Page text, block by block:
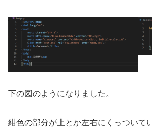
下の図のようになりました。
紺色の部分が上とか左右にくっついて